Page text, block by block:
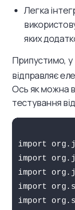
Легка
яких
Припустимо, у
відправляє
Ось як можна
тестування
import
import
import
import
import